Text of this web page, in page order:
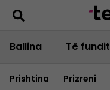
Ballina Të fundit
Prishtina Prizreni